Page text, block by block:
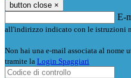
button close ×
E-
all'indirizzo indicato con le istruzioni
Non hai una e-mail associata al nome
tramite la Login Spaggiari